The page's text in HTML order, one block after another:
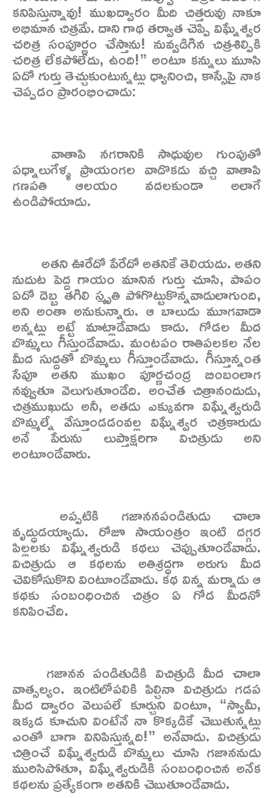
కనిపిస్తున్నావు! ముఖద్వారం మీది చిత్తరువు నాకూ
అభిమాన చిత్రమే. దాని గాథ తర్వాత చెప్పి విఘ్నేశ్వర
చరిత్ర సంపూర్ణం చేస్తాను! నువ్వడిగిన చిత్రశిల్పికి
చరిత్ర లేకపోలేదు, ఉంది!” అంటూ కన్నులు మూసి
ఏదో గుర్తు తెచ్చుకుంటున్నట్లు ధ్యానించి, కాస్సేపై నాక
చెప్పడం ప్రారంభించాడు:
వాతాపి నగరానికి సాధువుల గుంపుతో
పధ్నాలుగేళ్ళ ప్రాయంగల వాడొకడు వచ్చి వాతాపి
గణపతి ఆలయం వదలకుండా అలాగే
ఉండిపోయాడు.
అతని ఊరేదో పేరేదో అతనికే తెలియదు. అతని
నుదుట పెద్ద గాయం మానిన గుర్తు చూసి, పాపం
ఏదో దెబ్బ తగిలి స్మృతి పోగొట్టుకొన్నవాడులాగుంది,
అని అంతా అనుకున్నారు. ఆ బాలుడు మూగవాడా
అన్నట్లు అట్టే మాట్లాడేవాడు కాడు. గోడల మీద
బొమ్మలు గీస్తుండేవాడు. మంటపం రాతిపలకల నేల
మీద సుద్దతో బొమ్మలు గీస్తూండేవాడు. గీస్తూన్నంత
సేపూ అతని ముఖం పూర్ణచంద్ర బింబంలాగ
నవ్వుతూ వెలుగుతూండేది. అంచేత చిత్రానందుడు,
చిత్రముఖుడు అనీ, అతడు ఎక్కువగా విఘ్నేశ్వరుడి
బొమ్మల్నే వేస్తూండడంవల్ల విఘ్నేశ్వర చిత్రకారుడు
అనే పేరును లుప్తాక్షరిగా విచిత్రుడు అని
అంటూండేవారు.
అప్పటికి గజాననపండితుడు చాలా
వృద్ధుడయ్యాడు. రోజూ సాయంత్రం ఇంటి దగ్గర
పిల్లలకు విఘ్నేశ్వరుడి కథలు చెప్పుతూండేవాడు.
విచిత్రుడు ఆ కథలను అతిశ్రద్ధగా అరుగు మీద
చెవికోసుకొని వింటూండేవాడు. కథ విన్న మర్నాడు ఆ
కథకు సంబంధించిన చిత్రం ఏ గోడ మీదనో
కనిపించేది.
గజానన పండితుడికి విచిత్రుడి మీద చాలా
వాత్సల్యం. ఇంటిలోపలికి పిల్చినా విచిత్రుడు గడప
మీద ద్వారం వెలుపలే కూర్చుని వింటూ, “స్వామీ,
ఇక్కడ కూచుని వింటేనే నా కొక్కడికే చెబుతున్నట్లు
ఎంతో బాగా వినిపిస్తున్నది!” అనేవాడు. విచిత్రుడు
చిత్రించే విఘ్నేశ్వరుడి బొమ్మలు చూసి గజాననుడు
మురిసిపోతూ, విఘ్నేశ్వరుడికి సంబంధించిన అనేక
కథలను ప్రత్యేకంగా అతనికి చెబుతూండేవాడు.